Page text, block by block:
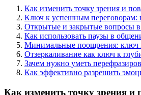
Как изменить точку зрения и
Ключ к успешным переговорам:
Открытые и закрытые вопросы
Как использовать паузы в
Минимальные поощрения:
Отзеркаливание как ключ к
Зачем нужно уметь
Как эффективно разрешить
Как изменить точку зрения и